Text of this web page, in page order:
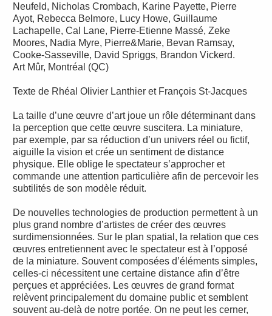
Neufeld, Nicholas Crombach, Karine Payette, Pierre
Ayot, Rebecca Belmore, Lucy Howe, Guillaume
Lachapelle, Cal Lane, Pierre-Etienne Massé, Zeke
Moores, Nadia Myre, Pierre&Marie, Bevan Ramsay,
Cooke-Sasseville, David Spriggs, Brandon Vickerd.
Art Mûr, Montréal (QC)
Texte de Rhéal Olivier Lanthier et François St-Jacques
La taille d’une œuvre d’art joue un rôle déterminant dans
la perception que cette œuvre suscitera. La miniature,
par exemple, par sa réduction d’un univers réel ou fictif,
aiguille la vision et crée un sentiment de distance
physique. Elle oblige le spectateur s’approcher et
commande une attention particulière afin de percevoir les
subtilités de son modèle réduit.
De nouvelles technologies de production permettent à un
plus grand nombre d’artistes de créer des œuvres
surdimensionnées. Sur le plan spatial, la relation que ces
œuvres entretiennent avec le spectateur est à l’opposé
de la miniature. Souvent composées d’éléments simples,
celles-ci nécessitent une certaine distance afin d’être
perçues et appréciées. Les œuvres de grand format
relèvent principalement du domaine public et semblent
souvent au-delà de notre portée. On ne peut les cerner,